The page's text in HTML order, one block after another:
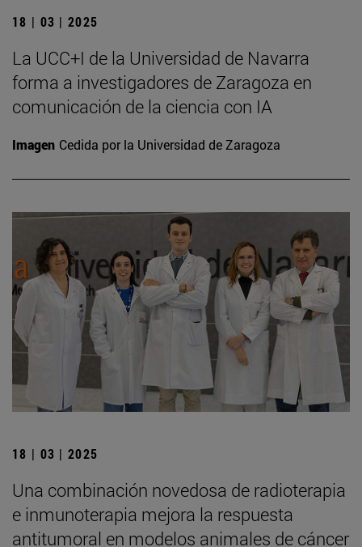
18 | 03 | 2025
La UCC+I de la Universidad de Navarra
forma a investigadores de Zaragoza en
comunicación de la ciencia con IA
Imagen Cedida por la Universidad de Zaragoza
18 | 03 | 2025
Una combinación novedosa de radioterapia
e inmunoterapia mejora la respuesta
antitumoral en modelos animales de cáncer